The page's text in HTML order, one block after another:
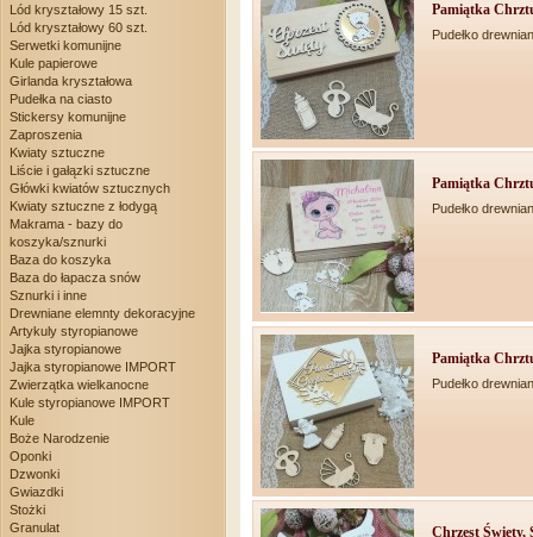
Lód kryształowy 15 szt.
Lód kryształowy 60 szt.
Serwetki komunijne
Kule papierowe
Girlanda kryształowa
Pudełka na ciasto
Stickersy komunijne
Zaproszenia
Kwiaty sztuczne
Liście i gałązki sztuczne
Główki kwiatów sztucznych
Kwiaty sztuczne z łodygą
Makrama - bazy do
koszyka/sznurki
Baza do koszyka
Baza do łapacza snów
Sznurki i inne
Drewniane elemnty dekoracyjne
Artykuly styropianowe
Jajka styropianowe
Jajka styropianowe IMPORT
Zwierzątka wielkanocne
Kule styropianowe IMPORT
Kule
Boże Narodzenie
Oponki
Dzwonki
Gwiazdki
Stożki
Granulat
Pamiątka
Pudełko
Pamiątka
Pudełko
Pamiątka
Pudełko
Chrzest Święty,